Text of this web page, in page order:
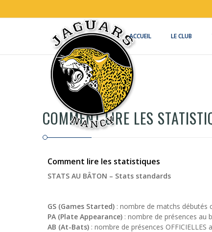
au
ACCUEIL LE CLUB
COMMENT LIRE LES
Comment lire les statistiques
STATS AU BÂTON – Stats standards
GS (Games Started) : nombre de matchs débutés
PA (Plate Appearance) : nombre de présences au
AB (At-Bats) : nombre de présences OFFICIELLES